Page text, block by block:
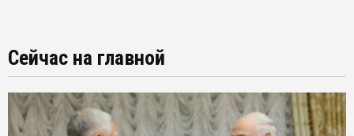
Сейчас на главной